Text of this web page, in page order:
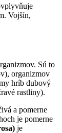
Vojšín,
Sú to
organizmov
hríb dubový
rastliny).
a pomerne
je pomerne
je